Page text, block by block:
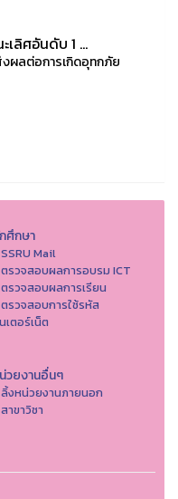
เลิศอันดับ 1 ...
ผลต่อการเกิดอุทกภัย
ศึกษา
Mail
รวจสอบผลการอบรม ICT
รวจสอบผลการเรียน
รวจสอบการใช้รหัส
เตอร์เน็ต
วยงานอื่นๆ
งหน่วยงานภายนอก
าขาวิชา